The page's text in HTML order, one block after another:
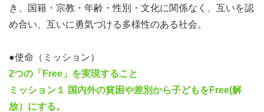
7月11日（金） スキルテスト（FTCJ子どもアンバサダー
き、国籍・宗教・年齢・性別・文化に関係なく、互いを認
め合い、互いに勇気づける多様性のある社会。
●使命（ミッション）
2つの「Free」を実現すること
ミッション１ 国内外の貧困や差別から子どもをFree(解
放）にする。